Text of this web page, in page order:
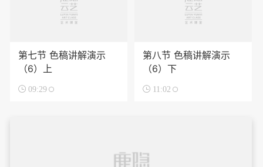
第七节 色稿讲解演示
（6）上
 09:29
第八节 色稿讲解演示
（6）下
 11:02